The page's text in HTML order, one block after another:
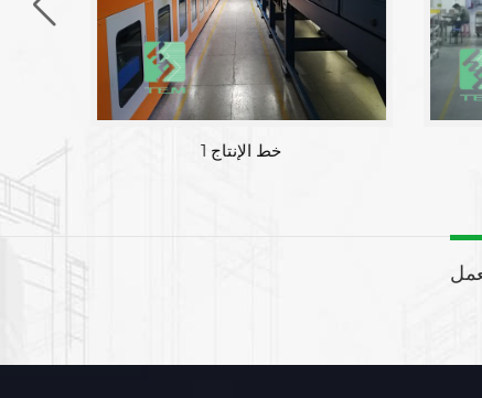
خط الإنتاج 1